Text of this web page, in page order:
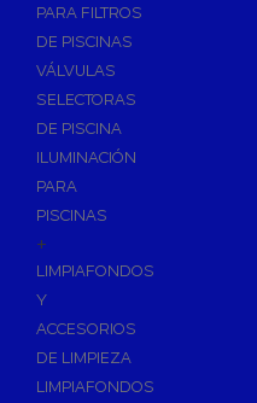
PARA FILTROS
DE PISCINAS
VÁLVULAS
SELECTORAS
DE PISCINA
ILUMINACIÓN
PARA
PISCINAS
+
LIMPIAFONDOS
Y
ACCESORIOS
DE LIMPIEZA
LIMPIAFONDOS